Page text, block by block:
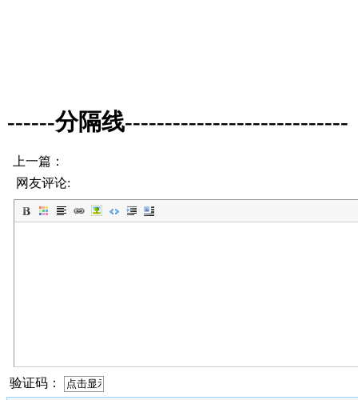
------分隔线----------------------------
上一篇：
网友评论:
验证码：